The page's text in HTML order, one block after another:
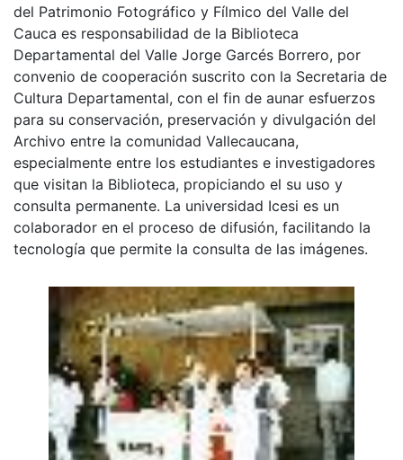
del Patrimonio Fotográfico y Fílmico del Valle del
Cauca es responsabilidad de la Biblioteca
Departamental del Valle Jorge Garcés Borrero, por
convenio de cooperación suscrito con la Secretaria de
Cultura Departamental, con el fin de aunar esfuerzos
para su conservación, preservación y divulgación del
Archivo entre la comunidad Vallecaucana,
especialmente entre los estudiantes e investigadores
que visitan la Biblioteca, propiciando el su uso y
consulta permanente. La universidad Icesi es un
colaborador en el proceso de difusión, facilitando la
tecnología que permite la consulta de las imágenes.